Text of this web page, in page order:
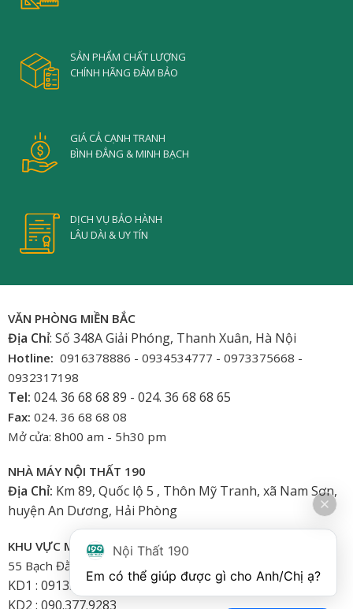
SẢN PHẨM CHẤT LƯỢNG
CHÍNH HÃNG ĐẢM BẢO
GIÁ CẢ CẠNH TRANH
BÌNH ĐẲNG & MINH BẠCH
DỊCH VỤ BẢO HÀNH
LÂU DÀI & UY TÍN
VĂN PHÒNG MIỀN BẮC
Địa Chỉ: Số 348A Giải Phóng, Thanh Xuân, Hà Nội
Hotline: 0916378886 - 0934534777 - 0973375668 -
0932317198
Tel: 024. 36 68 68 89 - 024. 36 68 68 65
Fax: 024. 36 68 68 08
Mở cửa: 8h00 am - 5h30 pm
NHÀ MÁY NỘI THẤT 190
Địa Chỉ: Km 89, Quốc lộ 5 , Thôn Mỹ Tranh, xã Nam Sơn,
huyện An Dương, Hải Phòng
KHU VỰC MIỀN NAM
55 Bạch Đằng, Phường 15, Bình Thạnh-HCM
KD1 : 0913.922.926
KD2 : 090.377.9283
Nội Thất 190